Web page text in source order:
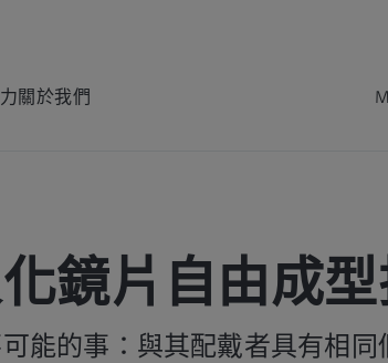
關於我們
鏡片自由成
能的事：與其配戴者具有相